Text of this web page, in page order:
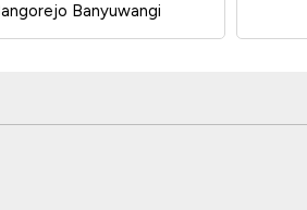
Banyuwangi